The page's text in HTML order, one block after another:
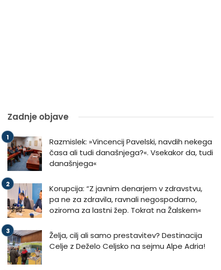
Zadnje objave
Razmislek: »Vincencij Pavelski, navdih nekega
časa ali tudi današnjega?«. Vsekakor da, tudi
današnjega«
Korupcija: “Z javnim denarjem v zdravstvu,
pa ne za zdravila, ravnali negospodarno,
oziroma za lastni žep. Tokrat na Žalskem«
Želja, cilj ali samo prestavitev? Destinacija
Celje z Deželo Celjsko na sejmu Alpe Adria!